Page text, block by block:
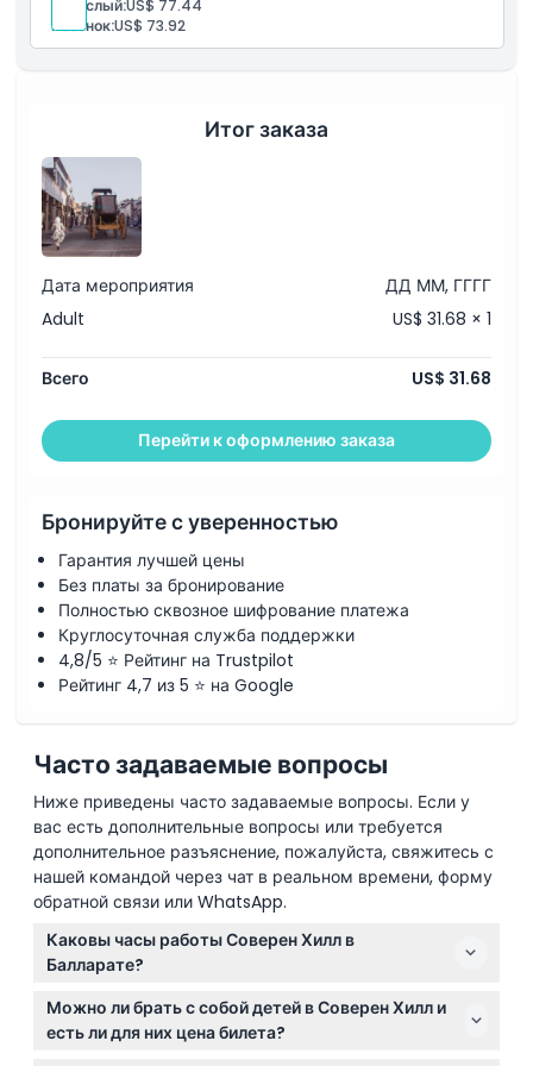
семейных прогулок из Мельбурна.
Включено
Премиум-вход без очереди в SEA LIFE Melbourne
Aquarium с 15 тематическими зонами и
интерактивными экспонатами
Взрослый:US$ 77.44
Ребенок:US$ 73.92
Итог заказа
Дата мероприятия
ДД ММ, ГГГГ
Adult
US$ 31.68 × 1
Всего US$ 31.68
Перейти к оформлению заказа
Бронируйте с уверенностью
Гарантия лучшей цены
Без платы за бронирование
Полностью сквозное шифрование платежа
Круглосуточная служба поддержки
4,8/5 ⭐ Рейтинг на Trustpilot
Рейтинг 4,7 из 5 ⭐ на Google
Часто задаваемые вопросы
Ниже приведены часто задаваемые вопросы. Если у
вас есть дополнительные вопросы или требуется
дополнительное разъяснение, пожалуйста, свяжитесь с
нашей командой через чат в реальном времени, форму
обратной связи или WhatsApp.
Каковы часы работы Соверен Хилл в
Балларате?
Соверен Хилл открыт с вторника по воскресенье с
10:00 до 17:00, а во время викторианских школьных
каникул — ежедневно. Понедельники
Можно ли брать с собой детей в Соверен Хилл и
есть ли для них цена билета?